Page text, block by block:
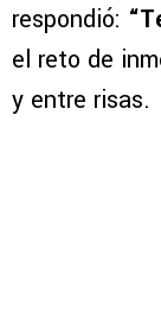
respondió:
el reto de
y entre risas.